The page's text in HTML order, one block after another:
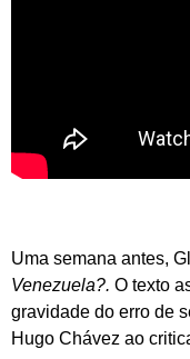
Uma semana antes,
Venezuela?. O texto
gravidade do erro de
Hugo Chávez ao